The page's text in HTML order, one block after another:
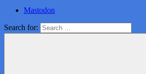
Mastodon
Search for: